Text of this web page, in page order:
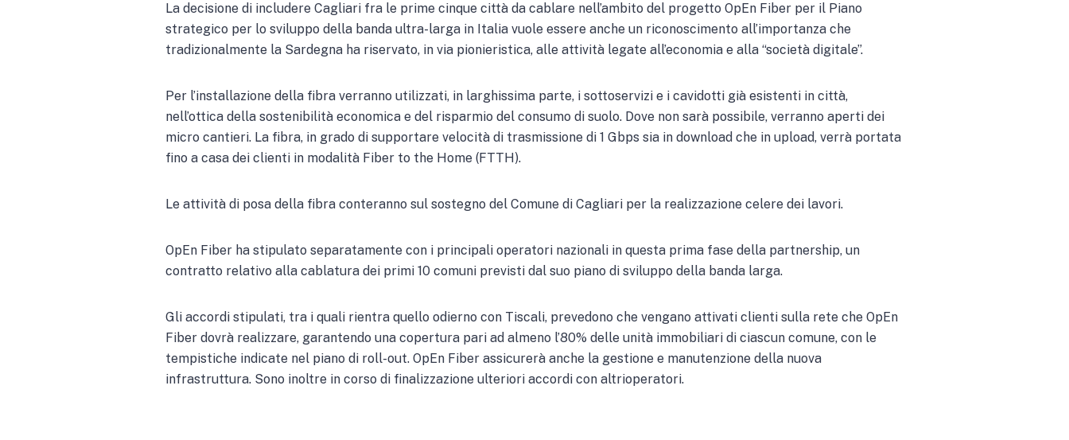
La decisione di includere Cagliari fra le prime cinque città da cablare nell’ambito del progetto OpEn Fiber per il Piano
strategico per lo sviluppo della banda ultra-larga in Italia vuole essere anche un riconoscimento all’importanza che
tradizionalmente la Sardegna ha riservato, in via pionieristica, alle attività legate all’economia e alla “società digitale”.
Per l’installazione della fibra verranno utilizzati, in larghissima parte, i sottoservizi e i cavidotti già esistenti in città,
nell’ottica della sostenibilità economica e del risparmio del consumo di suolo. Dove non sarà possibile, verranno aperti dei
micro cantieri. La fibra, in grado di supportare velocità di trasmissione di 1 Gbps sia in download che in upload, verrà portata
fino a casa dei clienti in modalità Fiber to the Home (FTTH).
Le attività di posa della fibra conteranno sul sostegno del Comune di Cagliari per la realizzazione celere dei lavori.
OpEn Fiber ha stipulato separatamente con i principali operatori nazionali in questa prima fase della partnership, un
contratto relativo alla cablatura dei primi 10 comuni previsti dal suo piano di sviluppo della banda larga.
Gli accordi stipulati, tra i quali rientra quello odierno con Tiscali, prevedono che vengano attivati clienti sulla rete che OpEn
Fiber dovrà realizzare, garantendo una copertura pari ad almeno l’80% delle unità immobiliari di ciascun comune, con le
tempistiche indicate nel piano di roll-out. OpEn Fiber assicurerà anche la gestione e manutenzione della nuova
infrastruttura. Sono inoltre in corso di finalizzazione ulteriori accordi con altrioperatori.